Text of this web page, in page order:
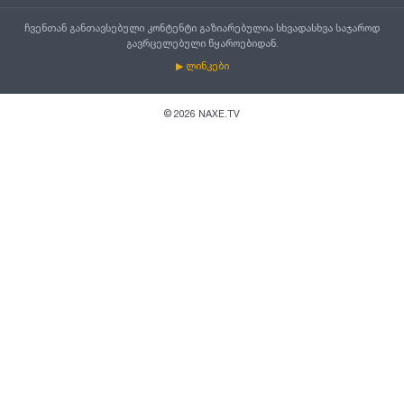
ჩვენთან განთავსებული კონტენტი გაზიარებულია სხვადასხვა საჯაროდ
გავრცელებული წყაროებიდან.
▶ ლინკები
© 2026 NAXE.TV